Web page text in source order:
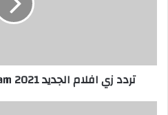
ب
تردد زي افلام الجديد 2021 Zee Aflam على نايل سات